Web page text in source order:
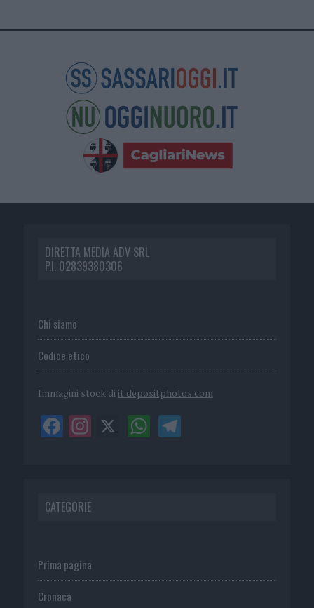
DIRETTA MEDIA ADV SRL
P.I. 02839380306
Chi siamo
Codice etico
Immagini stock di it.depositphotos.com
CATEGORIE
Prima pagina
Cronaca